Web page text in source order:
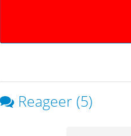
Reageer (5)